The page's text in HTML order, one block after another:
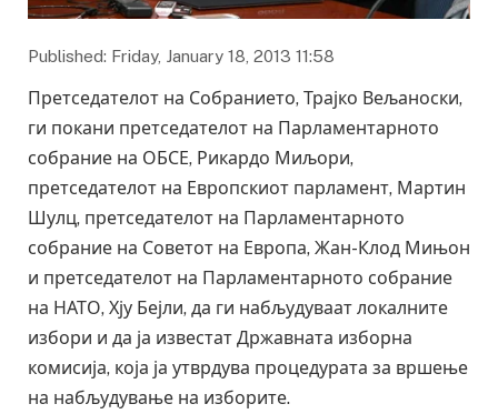
Published: Friday, January 18, 2013 11:58
Претседателот на Собранието, Трајко Вељаноски,
ги покани претседателот на Парламентарното
собрание на ОБСЕ, Рикардо Миљори,
претседателот на Европскиот парламент, Мартин
Шулц, претседателот на Парламентарното
собрание на Советот на Европа, Жан-Клод Мињон
и претседателот на Парламентарното собрание
на НАТО, Хју Бејли, да ги набљудуваат локалните
избори и да ја известат Државната изборна
комисија, која ја утврдува процедурата за вршење
на набљудување на изборите.